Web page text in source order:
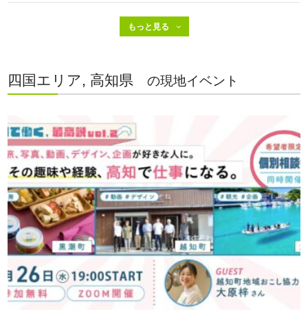
四国エリア, 高知県 の現地イベント